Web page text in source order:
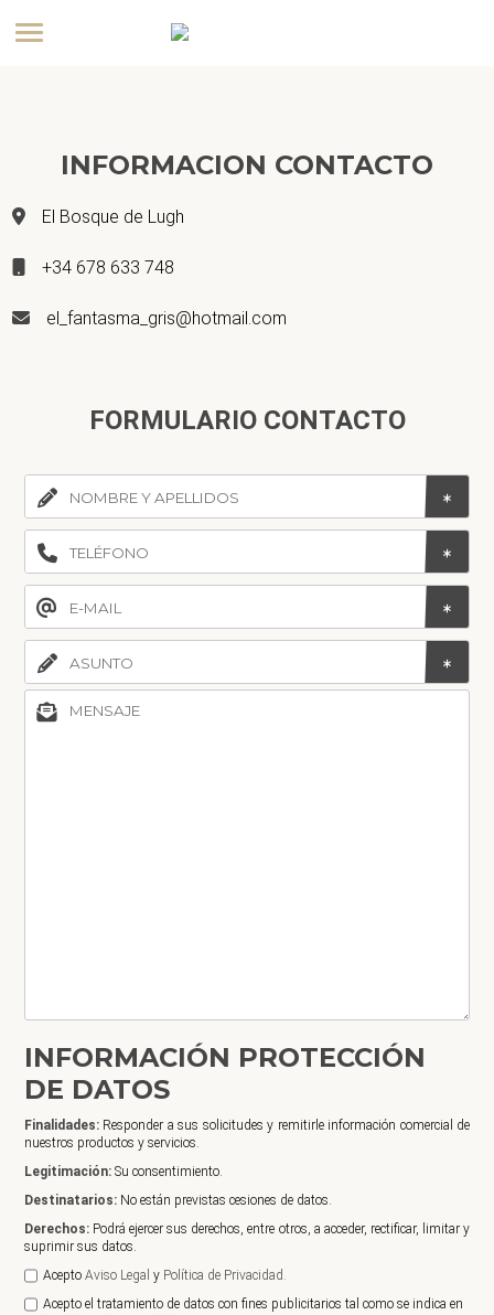
INFORMACION CONTACTO
El Bosque de Lugh
+34 678 633 748
el_fantasma_gris@hotmail.com
FORMULARIO CONTACTO
INFORMACIÓN PROTECCIÓN
DE DATOS
Finalidades:Responder a sus solicitudes y remitirle información comercial de
nuestros productos y servicios.
Legitimación:Su consentimiento.
Destinatarios:No están previstas cesiones de datos.
Derechos:Podrá ejercer sus derechos, entre otros, a acceder, rectificar, limitar y
suprimir sus datos.
AceptoAviso Legal y Política de Privacidad.
Acepto el tratamiento de datos con fines publicitarios tal como se indica en